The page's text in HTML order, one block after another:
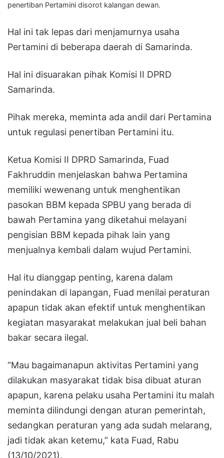
penertiban Pertamini disorot kalangan dewan.
Hal ini tak lepas dari menjamurnya usaha
Pertamini di beberapa daerah di Samarinda.
Hal ini disuarakan pihak Komisi II DPRD
Samarinda.
Pihak mereka, meminta ada andil dari Pertamina
untuk regulasi penertiban Pertamini itu.
Ketua Komisi II DPRD Samarinda, Fuad
Fakhruddin menjelaskan bahwa Pertamina
memiliki wewenang untuk menghentikan
pasokan BBM kepada SPBU yang berada di
bawah Pertamina yang diketahui melayani
pengisian BBM kepada pihak lain yang
menjualnya kembali dalam wujud Pertamini.
Hal itu dianggap penting, karena dalam
penindakan di lapangan, Fuad menilai peraturan
apapun tidak akan efektif untuk menghentikan
kegiatan masyarakat melakukan jual beli bahan
bakar secara ilegal.
“Mau bagaimanapun aktivitas Pertamini yang
dilakukan masyarakat tidak bisa dibuat aturan
apapun, karena pelaku usaha Pertamini itu malah
meminta dilindungi dengan aturan pemerintah,
sedangkan peraturan yang ada sudah melarang,
jadi tidak akan ketemu,” kata Fuad, Rabu
(13/10/2021).